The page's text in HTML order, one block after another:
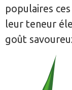
populaires
leur teneur
goût